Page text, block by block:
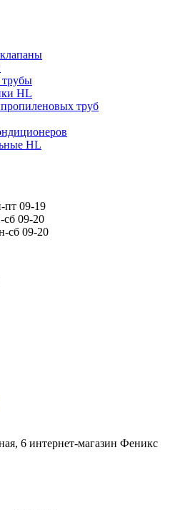
HL
труб
HL
пт 09-19
сб 09-20
сб 09-20
6 интернет-магазин Феникс